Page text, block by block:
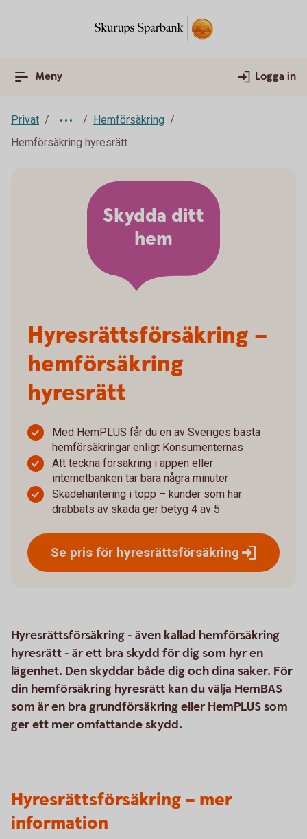
Meny Logga in
Privat
Hemförsäkring
Hemförsäkring hyresrätt
Hyresrätts­försäkring –
hemförsäkring
hyresrätt
Med HemPLUS får du en av Sveriges bästa
hemförsäkringar enligt Konsumenternas
Att teckna försäkring i appen eller
internetbanken tar bara några minuter
Skadehantering i topp – kunder som har
drabbats av skada ger betyg 4 av 5
Se pris för hyresrättsförsäkring
Skydda ditt
hem
Hyresrättsförsäkring - även kallad hemförsäkring
hyresrätt - är ett bra skydd för dig som hyr en
lägenhet. Den skyddar både dig och dina saker. För
din hemförsäkring hyresrätt kan du välja HemBAS
som är en bra grundförsäkring eller HemPLUS som
ger ett mer omfattande skydd.
Hyresrättsförsäkring – mer
information